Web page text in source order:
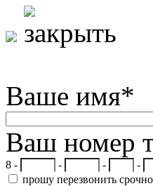
Ваше имя*
Ваш номер
8 - - -
-
прошу перезвонить срочно